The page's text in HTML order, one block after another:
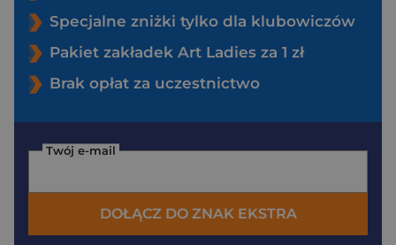
Specjalne zniżki tylko dla klubowiczów
Pakiet zakładek Art Ladies za 1 zł
Brak opłat za uczestnictwo
Twój e-mail
DOŁĄCZ DO ZNAK EKSTRA